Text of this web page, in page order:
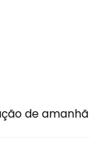
de amanhã